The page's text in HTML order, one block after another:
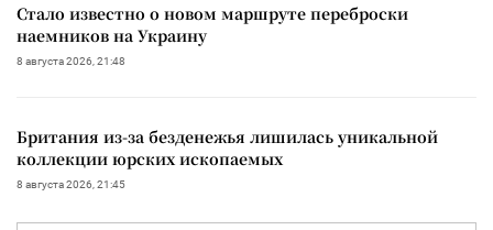
Стало известно о новом маршруте переброски
наемников на Украину
8 августа 2026, 21:48
Британия из-за безденежья лишилась уникальной
коллекции юрских ископаемых
8 августа 2026, 21:45